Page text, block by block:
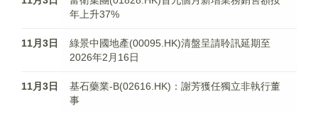
年上升37%
11月3日
綠景中國地產(00095.HK)清盤呈請聆訊延期至
2026年2月16日
11月3日
基石藥業-B(02616.HK)：謝芳獲任獨立非執行董
事